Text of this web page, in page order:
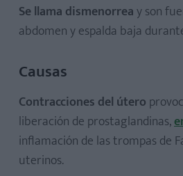
Se llama dismenorreay son
abdomen y espalda baja
Causas
Contracciones del útero
liberación de prostaglandinas,
inflamación de las trompas de
uterinos.